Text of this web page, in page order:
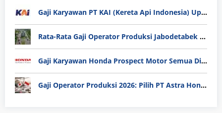
Gaji Karyawan PT KAI (Kereta Api Indonesia) Update 2025
Rata-Rata Gaji Operator Produksi Jabodetabek 2025: Bedah Tuntas UMK, Lemburan, dan Realita Hidup Buruh
Gaji Karyawan Honda Prospect Motor Semua Divisi
Gaji Operator Produksi 2026: Pilih PT Astra Honda Motor (AHM) atau Manufaktur di Jepang?